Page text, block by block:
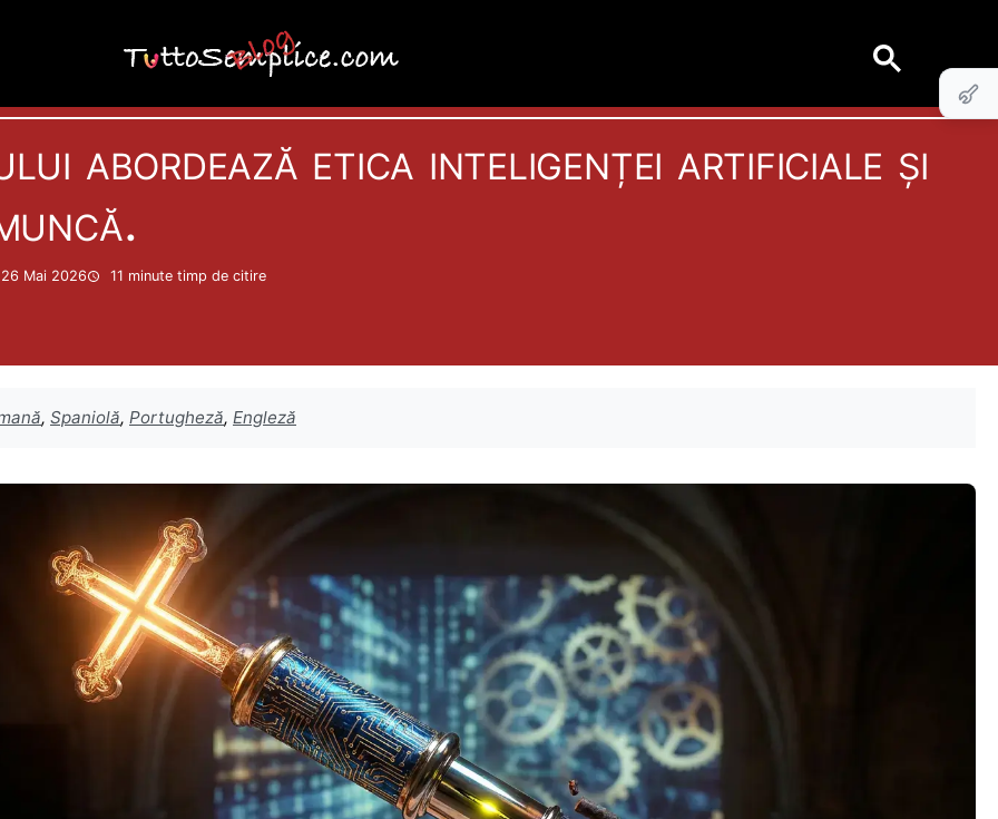
Actualitate
abordează etica inteligenței artificiale și
Mai 2026 11 minute timp de citire
, Spaniolă, Portugheză, Engleză